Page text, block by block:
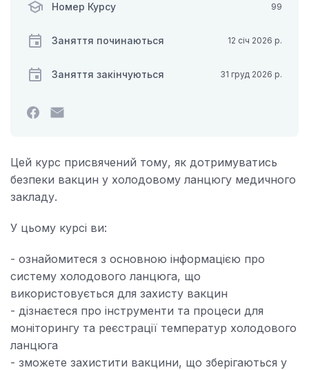
Цей курс присвячений тому, як дотримуватись
безпеки вакцин у холодовому ланцюгу медичного
закладу.
У цьому курсі ви:
- ознайомитеся з основною інформацією про
систему холодового ланцюга, що
використовується для захисту вакцин
- дізнаєтеся про інструменти та процеси для
моніторингу та реєстрації температур холодового
ланцюга
- зможете захистити вакцини, що зберігаються у
Номер Курсу 99
Заняття починаються 12 січ 2026 р.
Заняття закінчуються 31 груд 2026 р.
Зробіть
Facebook,
щоб
повідомити
друзям,
що
записалися
на
цей
курс
щоб
повідомити,
записалися
цей
курс